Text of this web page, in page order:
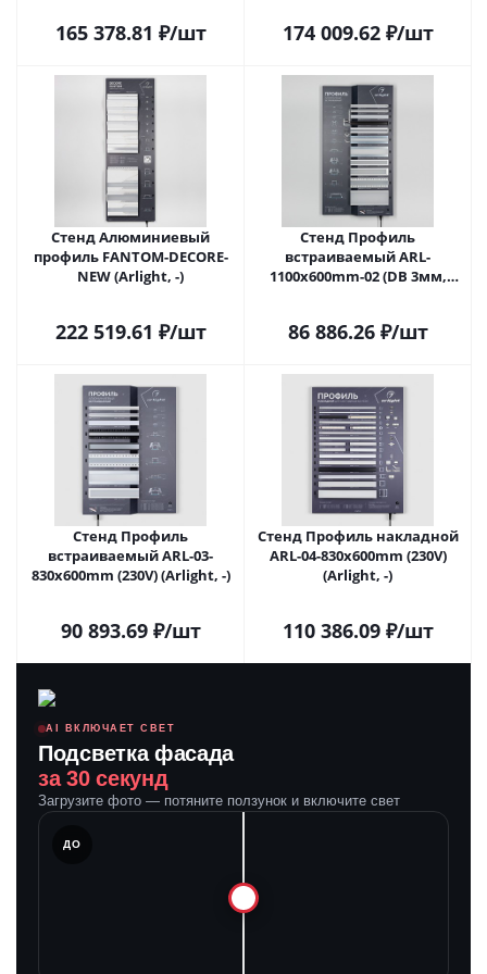
165 378.81 ₽/шт 174 009.62₽/шт
Стенд Алюминиевый
профиль FANTOM-DECORE-
NEW (Arlight, -)
222 519.61 ₽/шт
Стенд Профиль
встраиваемый ARL-
1100x600mm-02 (DB 3мм,
86 886.26₽/шт
Стенд Профиль
встраиваемый ARL-03-
830x600mm (230V) (Arlight, -)
90 893.69₽/шт
Стенд Профиль накладной
ARL-04-830x600mm (230V)
(Arlight, -)
110 386.09₽/шт
AI ВКЛЮЧАЕТ СВЕТ
Подсветка фасада
за 30 секунд
Загрузите фото — потяните ползунок и включите свет
ДО